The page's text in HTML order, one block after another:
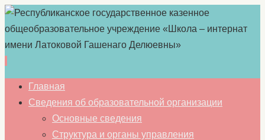
Перейти
содержимому
Главная
Сведения об образовательной организации
Основные сведения
Структура и органы управления